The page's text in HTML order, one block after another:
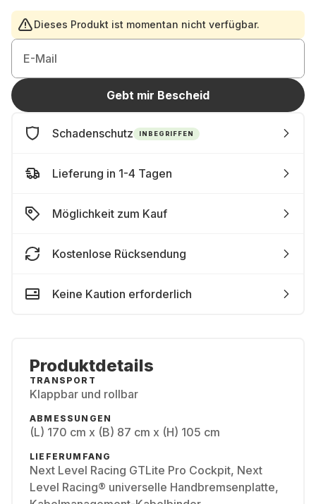
Dieses Produkt ist momentan nicht verfügbar.
E-Mail
Gebt mir Bescheid
Schadenschutz INBEGRIFFEN
Lieferung in 1-4 Tagen
Möglichkeit zum Kauf
Kostenlose Rücksendung
Keine Kaution erforderlich
Produktdetails
TRANSPORT
Klappbar und rollbar
ABMESSUNGEN
(L) 170 cm x (B) 87 cm x (H) 105 cm
LIEFERUMFANG
Next Level Racing GTLite Pro Cockpit, Next
Level Racing® universelle Handbremsenplatte,